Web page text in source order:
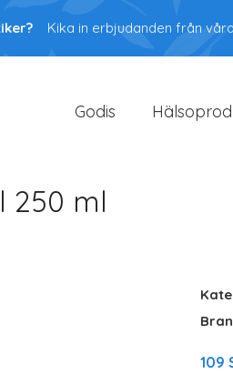
Kika in erbjudanden från
Godis
250 ml
109